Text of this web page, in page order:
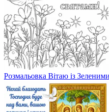
Розмальовка Вітаю із